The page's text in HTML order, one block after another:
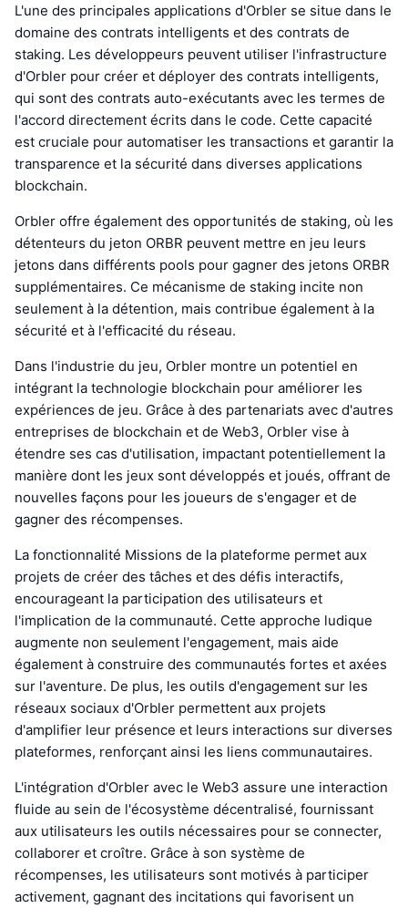
L'une des principales applications d'Orbler se situe dans le
domaine des contrats intelligents et des contrats de
staking. Les développeurs peuvent utiliser l'infrastructure
d'Orbler pour créer et déployer des contrats intelligents,
qui sont des contrats auto-exécutants avec les termes de
l'accord directement écrits dans le code. Cette capacité
est cruciale pour automatiser les transactions et garantir la
transparence et la sécurité dans diverses applications
blockchain.
Orbler offre également des opportunités de staking, où les
détenteurs du jeton ORBR peuvent mettre en jeu leurs
jetons dans différents pools pour gagner des jetons ORBR
supplémentaires. Ce mécanisme de staking incite non
seulement à la détention, mais contribue également à la
sécurité et à l'efficacité du réseau.
Dans l'industrie du jeu, Orbler montre un potentiel en
intégrant la technologie blockchain pour améliorer les
expériences de jeu. Grâce à des partenariats avec d'autres
entreprises de blockchain et de Web3, Orbler vise à
étendre ses cas d'utilisation, impactant potentiellement la
manière dont les jeux sont développés et joués, offrant de
nouvelles façons pour les joueurs de s'engager et de
gagner des récompenses.
La fonctionnalité Missions de la plateforme permet aux
projets de créer des tâches et des défis interactifs,
encourageant la participation des utilisateurs et
l'implication de la communauté. Cette approche ludique
augmente non seulement l'engagement, mais aide
également à construire des communautés fortes et axées
sur l'aventure. De plus, les outils d'engagement sur les
réseaux sociaux d'Orbler permettent aux projets
d'amplifier leur présence et leurs interactions sur diverses
plateformes, renforçant ainsi les liens communautaires.
L'intégration d'Orbler avec le Web3 assure une interaction
fluide au sein de l'écosystème décentralisé, fournissant
aux utilisateurs les outils nécessaires pour se connecter,
collaborer et croître. Grâce à son système de
récompenses, les utilisateurs sont motivés à participer
activement, gagnant des incitations qui favorisent un